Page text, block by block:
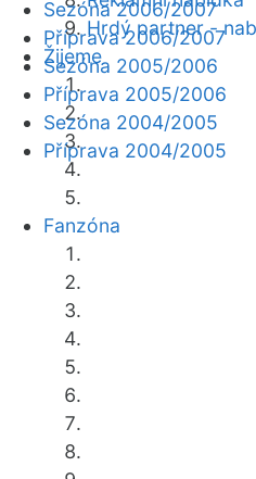
Hrdý partner -
Žijeme
Fanzóna
Sezóna 2006/2007
Příprava 2006/2007
Sezóna 2005/2006
Příprava 2005/2006
Sezóna 2004/2005
Příprava 2004/2005